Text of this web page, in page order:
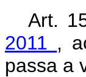
Art.
2011 ,
passa a